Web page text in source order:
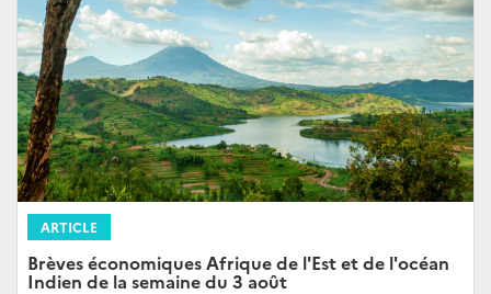
ARTICLE
Brèves économiques Afrique de l'Est et de l'océan
Indien de la semaine du 3 août